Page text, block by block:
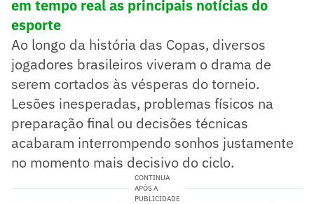
em tempo real as principais notícias do
esporte
Ao longo da história das Copas, diversos
jogadores brasileiros viveram o drama de
serem cortados às vésperas do torneio.
Lesões inesperadas, problemas físicos na
preparação final ou decisões técnicas
acabaram interrompendo sonhos justamente
no momento mais decisivo do ciclo.
CONTINUA
APÓS A
PUBLICIDADE